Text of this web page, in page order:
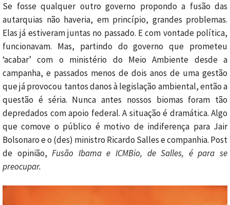
Se fosse qualquer outro governo propondo a fusão das
autarquias não haveria, em princípio, grandes problemas.
Elas já estiveram juntas no passado. E com vontade política,
funcionavam. Mas, partindo do governo que prometeu
‘acabar’ com o ministério do Meio Ambiente desde a
campanha, e passados menos de dois anos de uma gestão
que já provocou tantos danos à legislação ambiental, então a
questão é séria. Nunca antes nossos biomas foram tão
depredados com apoio federal. A situação é dramática. Algo
que comove o público é motivo de indiferença para Jair
Bolsonaro e o (des) ministro Ricardo Salles e companhia. Post
de opinião,Fusão Ibama e ICMBio, de Salles, é para se
preocupar.